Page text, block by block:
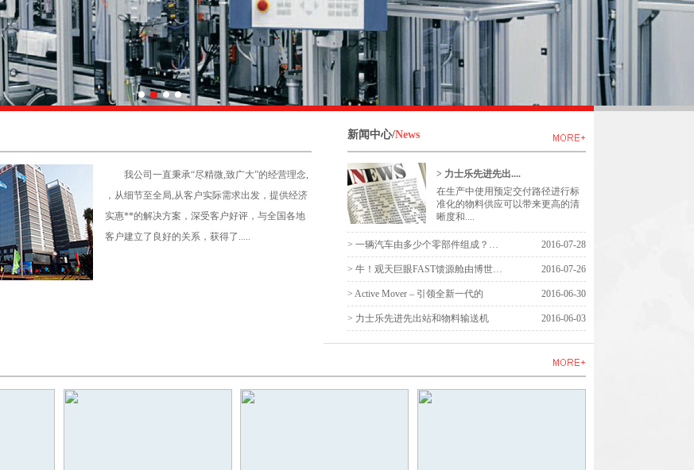
我公司一直秉承“尽精微,致广大”的经营理念,
，从细节至全局,从客户实际需求出发，提供经济
实惠**的解决方案，深受客户好评，与全国各地
客户建立了良好的关系，获得了.....
新闻中心/News
> 力士乐先进先出....
在生产中使用预定交付路径进行标
准化的物料供应可以带来更高的清
晰度和....
> 一辆汽车由多少个零部件组成？答案 2016-07-28
> 牛！观天巨眼FAST馈源舱由博世力士 2016-07-26
> Active Mover – 引领全新一代的 2016-06-30
> 力士乐先进先出站和物料输送机 2016-06-03